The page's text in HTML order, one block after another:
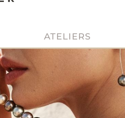
ATELIERS